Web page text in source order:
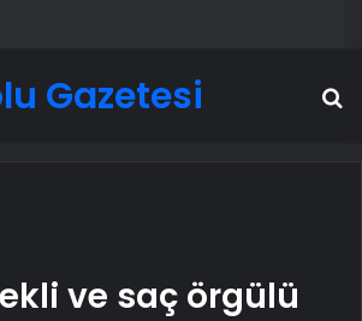
Gazetesi
ve saç örgülü